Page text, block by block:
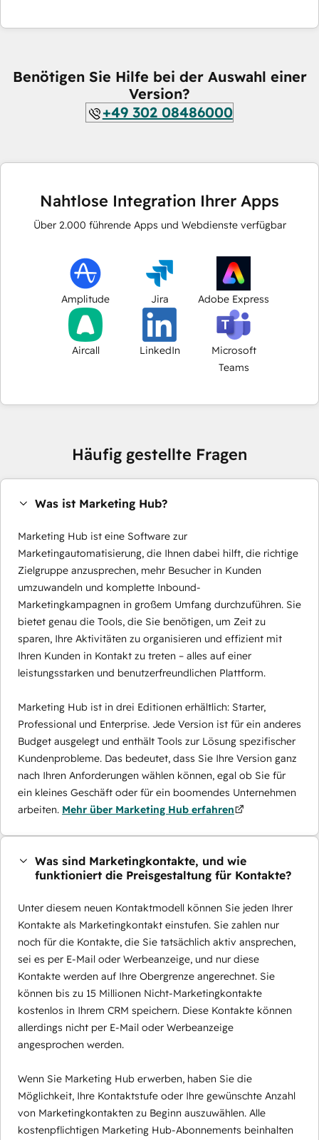
Benötigen Sie Hilfe bei der Auswahl einer
Version?
+49 302 08486000
Nahtlose Integration Ihrer Apps
Über 2.000 führende Apps und Webdienste verfügbar
Amplitude Jira Adobe Express
Aircall LinkedIn
Microsoft
Teams
Häufig gestellte Fragen
Was ist Marketing Hub?
Marketing Hub ist eine Software zur
Marketingautomatisierung, die Ihnen dabei hilft, die richtige
Zielgruppe anzusprechen, mehr Besucher in Kunden
umzuwandeln und komplette Inbound-
Marketingkampagnen in großem Umfang durchzuführen. Sie
bietet genau die Tools, die Sie benötigen, um Zeit zu
sparen, Ihre Aktivitäten zu organisieren und effizient mit
Ihren Kunden in Kontakt zu treten – alles auf einer
leistungsstarken und benutzerfreundlichen Plattform.
Marketing Hub ist in drei Editionen erhältlich: Starter,
Professional und Enterprise. Jede Version ist für ein anderes
Budget ausgelegt und enthält Tools zur Lösung spezifischer
Kundenprobleme. Das bedeutet, dass Sie Ihre Version ganz
nach Ihren Anforderungen wählen können, egal ob Sie für
ein kleines Geschäft oder für ein boomendes Unternehmen
arbeiten. Mehr über Marketing Hub erfahren
Was sind Marketingkontakte, und wie
funktioniert die Preisgestaltung für Kontakte?
Unter diesem neuen Kontaktmodell können Sie jeden Ihrer
Kontakte als Marketingkontakt einstufen. Sie zahlen nur
noch für die Kontakte, die Sie tatsächlich aktiv ansprechen,
sei es per E-Mail oder Werbeanzeige, und nur diese
Kontakte werden auf Ihre Obergrenze angerechnet. Sie
können bis zu 15 Millionen Nicht-Marketingkontakte
kostenlos in Ihrem CRM speichern. Diese Kontakte können
allerdings nicht per E-Mail oder Werbeanzeige
angesprochen werden.
Wenn Sie Marketing Hub erwerben, haben Sie die
Möglichkeit, Ihre Kontaktstufe oder Ihre gewünschte Anzahl
von Marketingkontakten zu Beginn auszuwählen. Alle
kostenpflichtigen Marketing Hub-Abonnements beinhalten